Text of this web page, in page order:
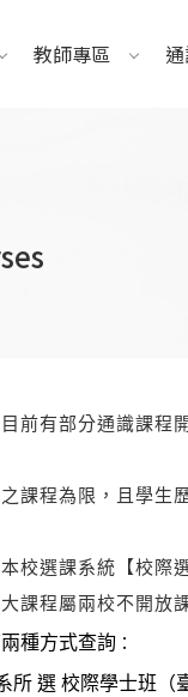
教師專區
前有部分通識課程
課程為限，且學生
校選課系統【校際
課程屬兩校不開放
種方式查詢 ：
所 選 校際學士班（